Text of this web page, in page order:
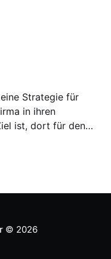
in ihren
ist, dort für den
Toyota bekannt,
© 2026